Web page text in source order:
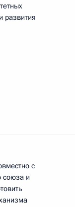
развития
с
союза и